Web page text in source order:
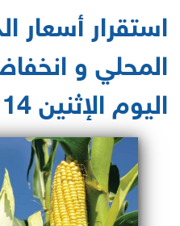
استقرار أسعار
المحلي و
اليوم الإثنين 14 يونيو 2021